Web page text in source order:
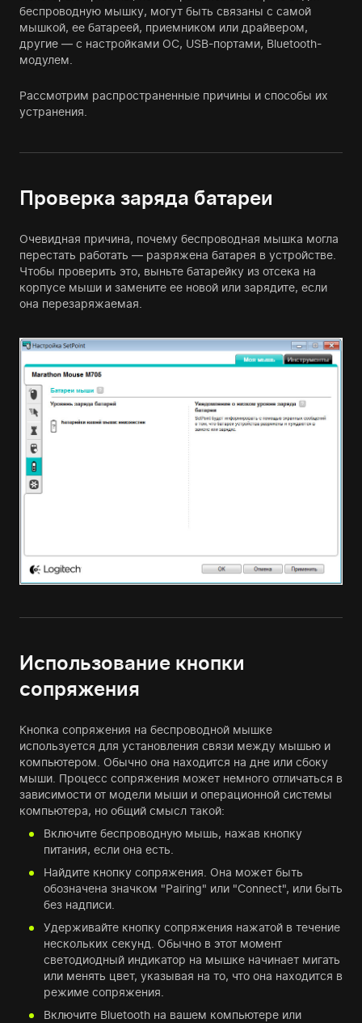
беспроводную мышку, могут быть связаны с самой
мышкой, ее батареей, приемником или драйвером,
другие — с настройками ОС, USB-портами, Bluetooth-
модулем.
Рассмотрим распространенные причины и способы их
устранения.
Проверка заряда батареи
Очевидная причина, почему беспроводная мышка могла
перестать работать — разряжена батарея в устройстве.
Чтобы проверить это, выньте батарейку из отсека на
корпусе мыши и замените ее новой или зарядите, если
она перезаряжаемая.
Использование кнопки
сопряжения
Кнопка сопряжения на беспроводной мышке
используется для установления связи между мышью и
компьютером. Обычно она находится на дне или сбоку
мыши. Процесс сопряжения может немного отличаться в
зависимости от модели мыши и операционной системы
компьютера, но общий смысл такой:
Включите беспроводную мышь, нажав кнопку
питания, если она есть.
Найдите кнопку сопряжения. Она может быть
обозначена значком "Pairing" или "Connect", или быть
без надписи.
Удерживайте кнопку сопряжения нажатой в течение
нескольких секунд. Обычно в этот момент
светодиодный индикатор на мышке начинает мигать
или менять цвет, указывая на то, что она находится в
режиме сопряжения.
Включите Bluetooth на вашем компьютере или